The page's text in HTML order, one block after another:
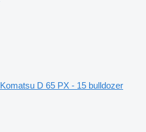
Komatsu D 65 PX - 15 bulldozer